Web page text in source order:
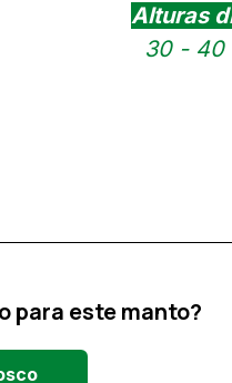
Alturas
30 - 40
para este manto?